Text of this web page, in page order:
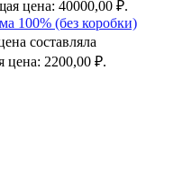
цена: 40000,00 ₽.
100% (без коробки)
составляла
цена: 2200,00 ₽.